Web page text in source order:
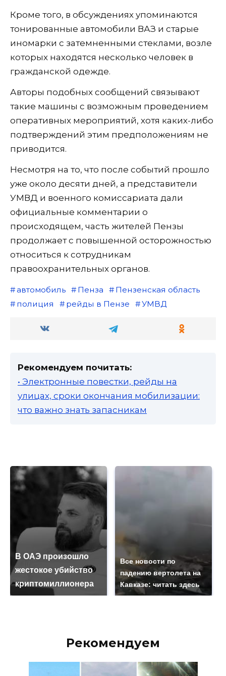
Кроме того, в обсуждениях упоминаются
тонированные автомобили ВАЗ и старые
иномарки с затемненными стеклами, возле
которых находятся несколько человек в
гражданской одежде.
Авторы подобных сообщений связывают
такие машины с возможным проведением
оперативных мероприятий, хотя каких-либо
подтверждений этим предположениям не
приводится.
Несмотря на то, что после событий прошло
уже около десяти дней, а представители
УМВД и военного комиссариата дали
официальные комментарии о
происходящем, часть жителей Пензы
продолжает с повышенной осторожностью
относиться к сотрудникам
правоохранительных органов.
автомобиль Пенза
Пензенская область
полиция
рейды в Пензе УМВД
Рекомендуем почитать:
• Электронные повестки, рейды на
улицах, сроки окончания мобилизации:
что важно знать запасникам
В ОАЭ произошло
жестокое убийство
криптомиллионера
Все новости по
падению вертолета на
Кавказе: читать здесь
Рекомендуем